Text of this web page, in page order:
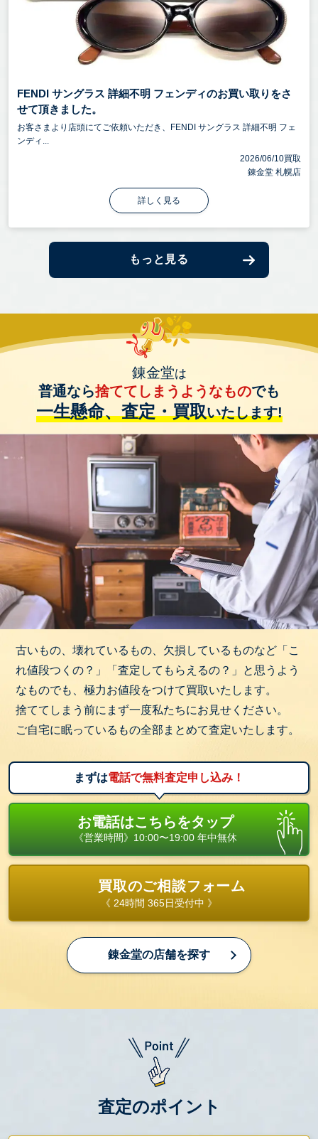
FENDI サングラス 詳細不明 フェンディのお買い取りをさ
せて頂きました。
お客さまより店頭にてご依頼いただき、FENDI サングラス 詳細不明 フェ
ンディ...
2026/06/10買取
錬金堂 札幌店
詳しく見る
もっと見る
錬金堂は
普通なら捨ててしまうようなものでも
一生懸命、査定・買取いたします!
古いもの、壊れているもの、欠損しているものなど「こ
れ値段つくの？」「査定してもらえるの？」と思うよう
なものでも、極力お値段をつけて買取いたします。
捨ててしまう前にまず一度私たちにお見せください。
ご自宅に眠っているもの全部まとめて査定いたします。
まずは電話で無料査定申し込み！
お電話はこちらをタップ
《営業時間》10:00〜19:00 年中無休
買取のご相談フォーム
《 24時間 365日受付中 》
錬金堂の店舗を探す
査定のポイント